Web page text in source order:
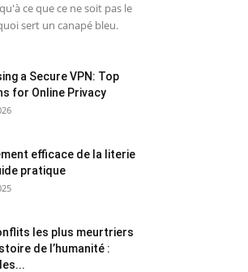
ce que ce ne soit pas le
sert un canapé bleu.
a Secure VPN: Top
for Online Privacy
efficace de la literie
pratique
les plus meurtriers
de l’humanité :